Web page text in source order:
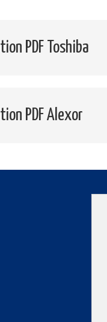
PDF Toshiba
PDF Alexor